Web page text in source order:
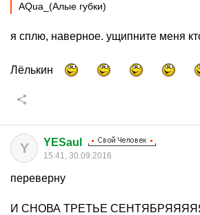
AQua_(Алые губки)
я сплю, наверное. ущипните меня
Лёлькин
Y YESaul
15:41, 30.09.2016
переверну
И СНОВА ТРЕТЬЕ